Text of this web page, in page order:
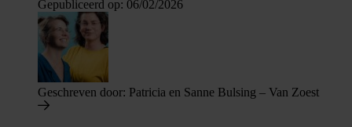
Gepubliceerd op: 06/02/2026
Geschreven door: Patricia en Sanne Bulsing – Van Zoest